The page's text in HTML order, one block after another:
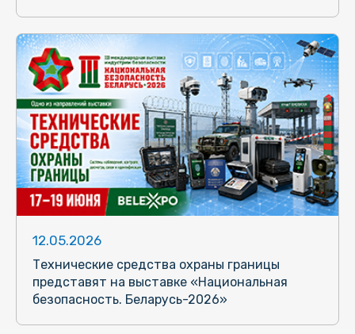
12.05.2026
Технические средства охраны границы
представят на выставке «Национальная
безопасность. Беларусь-2026»